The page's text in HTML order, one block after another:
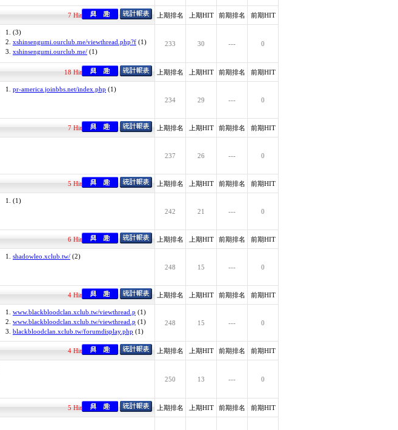
7 Hit 上期排名 上期HIT 前期排名 前期HIT
1. (3)
2. xshinsengumi.ourclub.me/viewthread.php?f (1)
3. xshinsengumi.ourclub.me/ (1)
233 30 --- 0
18 Hit 上期排名 上期HIT 前期排名 前期HIT
1. pr-america.joinbbs.net/index.php (1)
234
29 --- 0
7 Hit 上期排名 上期HIT 前期排名 前期HIT
237 26 --- 0
5 Hit 上期排名 上期HIT 前期排名 前期HIT
1. (1)
242
21 --- 0
6 Hit 上期排名 上期HIT 前期排名 前期HIT
1. shadowleo.xclub.tw/ (2)
248
15 --- 0
4 Hit 上期排名 上期HIT 前期排名 前期HIT
1. www.blackbloodclan.xclub.tw/viewthread.p (1)
2. www.blackbloodclan.xclub.tw/viewthread.p (1)
3. blackbloodclan.xclub.tw/forumdisplay.php (1)
248 15 --- 0
4 Hit 上期排名 上期HIT 前期排名 前期HIT
250 13 --- 0
5 Hit 上期排名 上期HIT 前期排名 前期HIT